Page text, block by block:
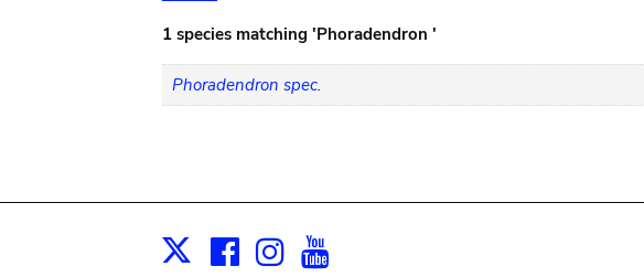
1 species matching 'Phoradendron '
Phoradendron spec.
X Facebook
Instagram